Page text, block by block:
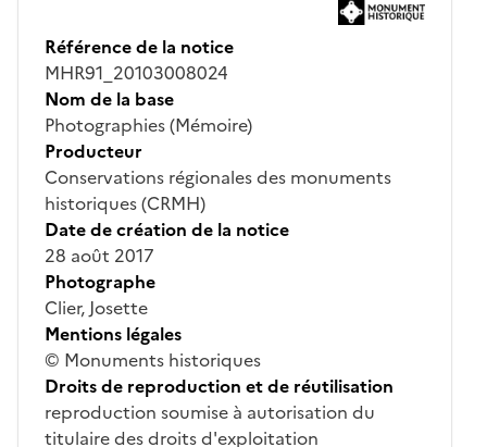
Référence de la notice
MHR91_20103008024
Nom de la base
Photographies (Mémoire)
Producteur
Conservations régionales des monuments
historiques (CRMH)
Date de création de la notice
28 août 2017
Photographe
Clier, Josette
Mentions légales
© Monuments historiques
Droits de reproduction et de réutilisation
reproduction soumise à autorisation du
titulaire des droits d'exploitation